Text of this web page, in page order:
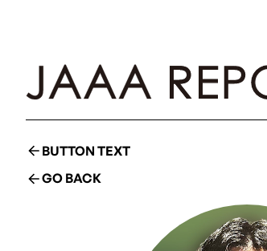
BUTTON TEXT
GO BACK